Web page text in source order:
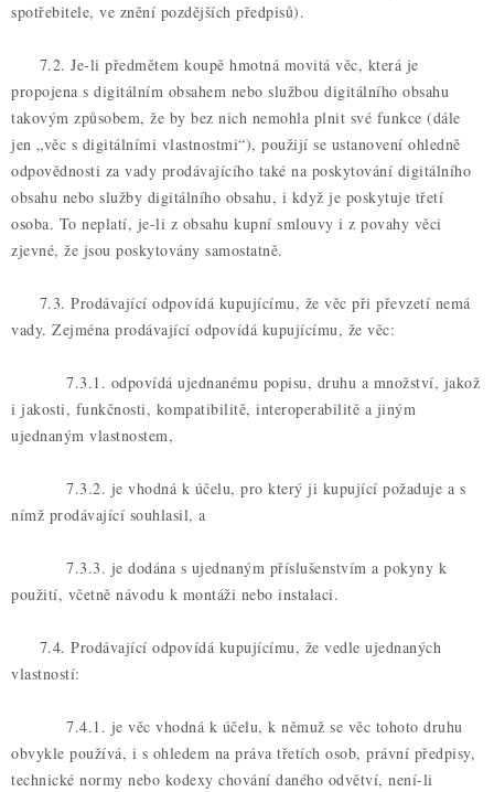
spotřebitele, ve znění pozdějších předpisů).
7.2. Je-li předmětem koupě hmotná movitá věc, která je
propojena s digitálním obsahem nebo službou digitálního obsahu
takovým způsobem, že by bez nich nemohla plnit své funkce (dále
jen „věc s digitálními vlastnostmi“), použijí se ustanovení ohledně
odpovědnosti za vady prodávajícího také na poskytování digitálního
obsahu nebo služby digitálního obsahu, i když je poskytuje třetí
osoba. To neplatí, je-li z obsahu kupní smlouvy i z povahy věci
zjevné, že jsou poskytovány samostatně.
7.3. Prodávající odpovídá kupujícímu, že věc při převzetí nemá
vady. Zejména prodávající odpovídá kupujícímu, že věc:
7.3.1. odpovídá ujednanému popisu, druhu a množství, jakož
i jakosti, funkčnosti, kompatibilitě, interoperabilitě a jiným
ujednaným vlastnostem,
7.3.2. je vhodná k účelu, pro který ji kupující požaduje a s
nímž prodávající souhlasil, a
7.3.3. je dodána s ujednaným příslušenstvím a pokyny k
použití, včetně návodu k montáži nebo instalaci.
7.4. Prodávající odpovídá kupujícímu, že vedle ujednaných
vlastností:
7.4.1. je věc vhodná k účelu, k němuž se věc tohoto druhu
obvykle používá, i s ohledem na práva třetích osob, právní předpisy,
technické normy nebo kodexy chování daného odvětví, není-li